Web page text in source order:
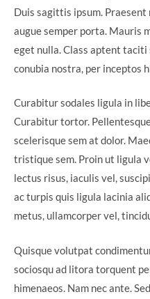
Duis sagittis ipsum. Praesent
augue semper porta. Mauris
eget nulla. Class aptent
conubia nostra, per inceptos
Curabitur sodales ligula in
Curabitur tortor.
scelerisque sem at dolor.
tristique sem. Proin ut ligula
lectus risus, iaculis vel,
ac turpis quis ligula lacinia
metus, ullamcorper vel,
Quisque volutpat
sociosqu ad litora torquent
himenaeos. Nam nec ante.